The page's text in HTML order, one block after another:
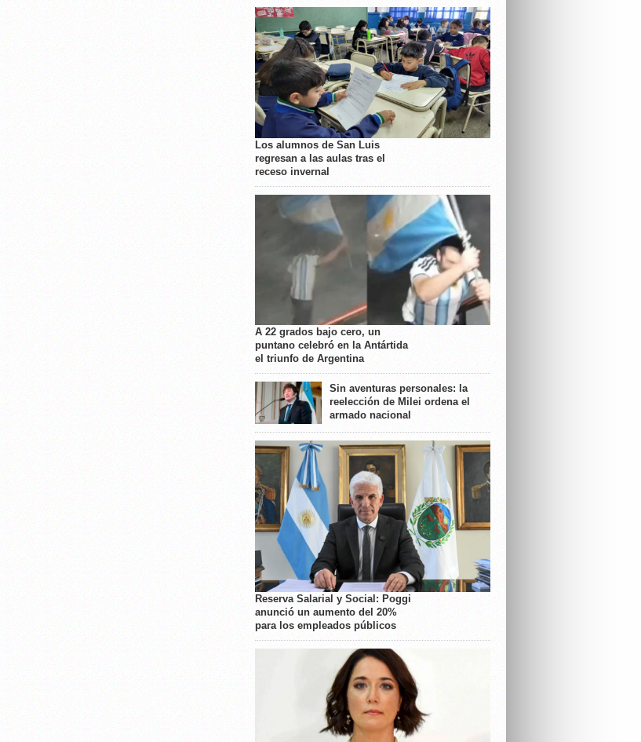
Los alumnos de San Luis
regresan a las aulas tras el
receso invernal
A 22 grados bajo cero, un
puntano celebró en la Antártida
el triunfo de Argentina
Sin aventuras personales: la
reelección de Milei ordena el
armado nacional
Reserva Salarial y Social: Poggi
anunció un aumento del 20%
para los empleados públicos